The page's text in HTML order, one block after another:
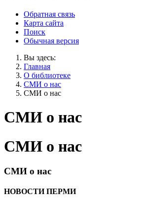
Обратная связь
Карта сайта
Поиск
Обычная версия
Вы здесь:
Главная
О библиотеке
СМИ о нас
СМИ о нас
СМИ о нас
СМИ о нас
СМИ о нас
НОВОСТИ ПЕРМИ